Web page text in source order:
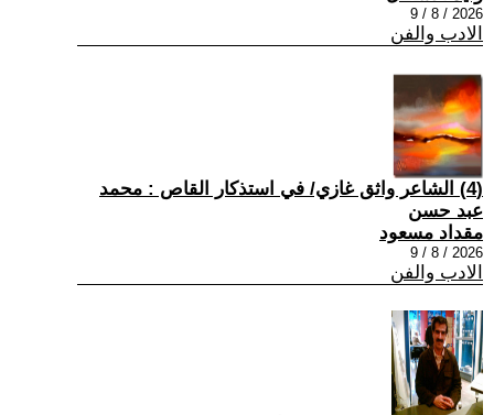
2026 / 8 / 9
الادب والفن
(4) الشاعر واثق غازي/ في استذكار القاص : محمد
عبد حسن
مقداد مسعود
2026 / 8 / 9
الادب والفن